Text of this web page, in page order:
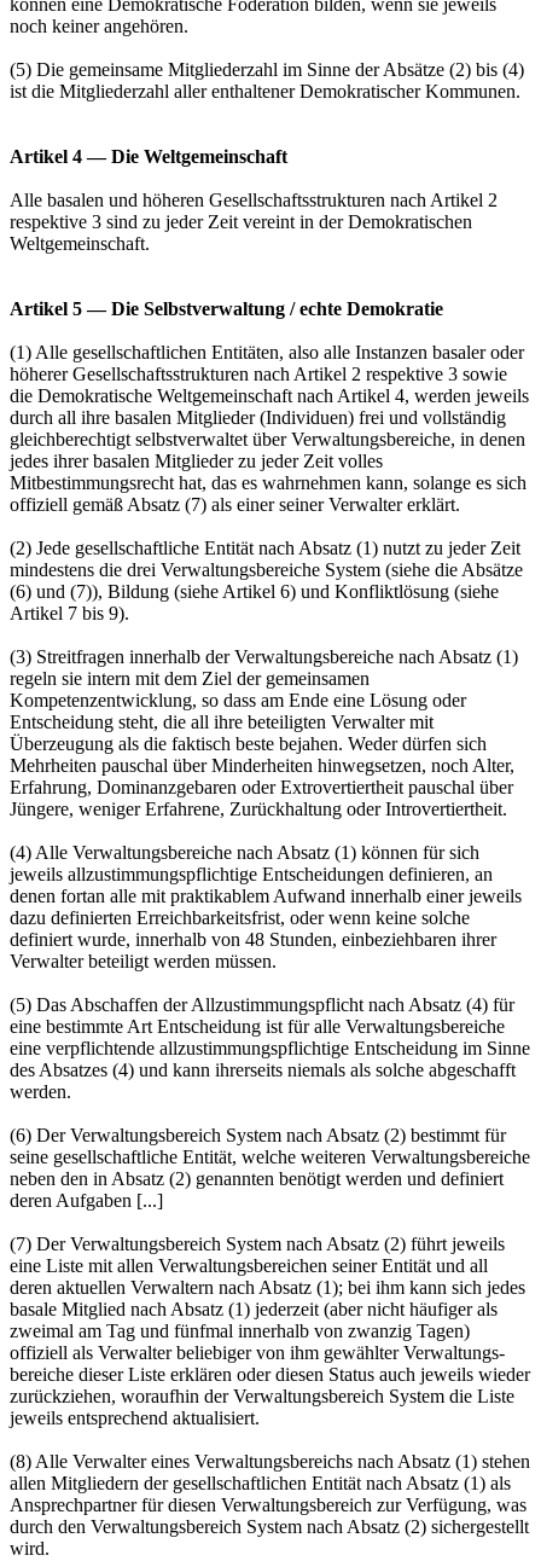
können eine Demokratische Föderation bilden, wenn sie jeweils
noch keiner angehören.
(5) Die gemeinsame Mitgliederzahl im Sinne der Absätze (2) bis (4)
ist die Mitgliederzahl aller enthaltener Demokratischer Kommunen.
Artikel 4 — Die Weltgemeinschaft
Alle basalen und höheren Gesellschaftsstrukturen nach Artikel 2
respektive 3 sind zu jeder Zeit vereint in der Demokratischen
Weltgemeinschaft.
Artikel 5 — Die Selbstverwaltung / echte Demokratie
(1) Alle gesellschaftlichen Entitäten, also alle Instanzen basaler oder
höherer Gesellschaftsstrukturen nach Artikel 2 respektive 3 sowie
die Demokratische Weltgemeinschaft nach Artikel 4, werden jeweils
durch all ihre basalen Mitglieder (Individuen) frei und vollständig
gleichberechtigt selbstverwaltet über Verwaltungsbereiche, in denen
jedes ihrer basalen Mitglieder zu jeder Zeit volles
Mitbestimmungsrecht hat, das es wahrnehmen kann, solange es sich
offiziell gemäß Absatz (7) als einer seiner Verwalter erklärt.
(2) Jede gesellschaftliche Entität nach Absatz (1) nutzt zu jeder Zeit
mindestens die drei Verwaltungsbereiche System (siehe die Absätze
(6) und (7)), Bildung (siehe Artikel 6) und Konfliktlösung (siehe
Artikel 7 bis 9).
(3) Streitfragen innerhalb der Verwaltungsbereiche nach Absatz (1)
regeln sie intern mit dem Ziel der gemeinsamen
Kompetenzentwicklung, so dass am Ende eine Lösung oder
Entscheidung steht, die all ihre beteiligten Verwalter mit
Überzeugung als die faktisch beste bejahen. Weder dürfen sich
Mehrheiten pauschal über Minderheiten hinwegsetzen, noch Alter,
Erfahrung, Dominanzgebaren oder Extrovertiertheit pauschal über
Jüngere, weniger Erfahrene, Zurückhaltung oder Introvertiertheit.
(4) Alle Verwaltungsbereiche nach Absatz (1) können für sich
jeweils allzustimmungspflichtige Entscheidungen definieren, an
denen fortan alle mit praktikablem Aufwand innerhalb einer jeweils
dazu definierten Erreichbarkeitsfrist, oder wenn keine solche
definiert wurde, innerhalb von 48 Stunden, einbeziehbaren ihrer
Verwalter beteiligt werden müssen.
(5) Das Abschaffen der Allzustimmungspflicht nach Absatz (4) für
eine bestimmte Art Entscheidung ist für alle Verwaltungsbereiche
eine verpflichtende allzustimmungs­pflichtige Entscheidung im Sinne
des Absatzes (4) und kann ihrerseits niemals als solche abgeschafft
werden.
(6) Der Verwaltungsbereich System nach Absatz (2) bestimmt für
seine gesellschaftliche Entität, welche weiteren Verwaltungsbereiche
neben den in Absatz (2) genannten benötigt werden und definiert
deren Aufgaben [...]
(7) Der Verwaltungsbereich System nach Absatz (2) führt jeweils
eine Liste mit allen Verwaltungsbereichen seiner Entität und all
deren aktuellen Verwaltern nach Absatz (1); bei ihm kann sich jedes
basale Mitglied nach Absatz (1) jederzeit (aber nicht häufiger als
zweimal am Tag und fünfmal innerhalb von zwanzig Tagen)
offiziell als Verwalter beliebiger von ihm gewählter Verwaltungs­
bereiche dieser Liste erklären oder diesen Status auch jeweils wieder
zurückziehen, woraufhin der Verwaltungsbereich System die Liste
jeweils entsprechend aktualisiert.
(8) Alle Verwalter eines Verwaltungsbereichs nach Absatz (1) stehen
allen Mitgliedern der gesellschaftlichen Entität nach Absatz (1) als
Ansprechpartner für diesen Verwaltungsbereich zur Verfügung, was
durch den Verwaltungsbereich System nach Absatz (2) sichergestellt
wird.